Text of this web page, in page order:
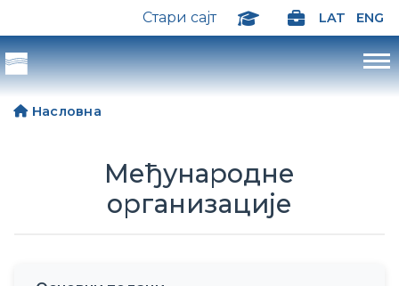
Стари сајт LAT ENG
Насловна
Међународне
организације